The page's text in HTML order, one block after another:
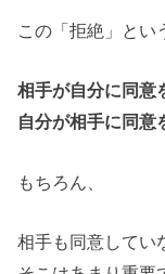
この「拒絶」とい
相手が自分に同意
自分が相手に同意
もちろん、
相手も同意してい